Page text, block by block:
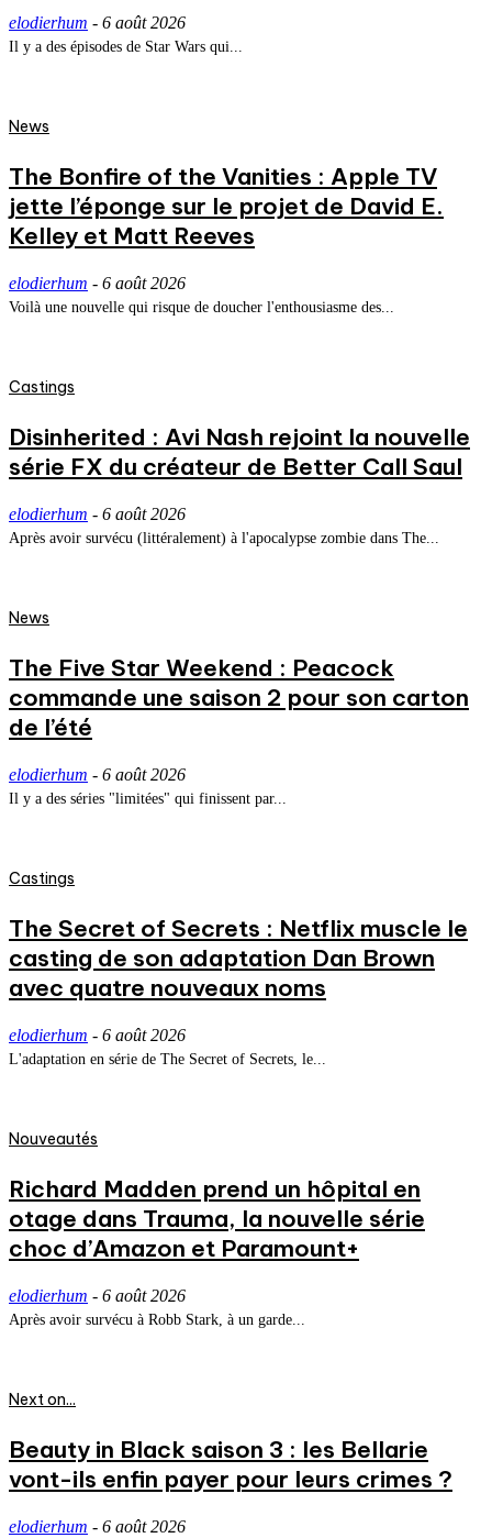
elodierhum - 6 août 2026
Il y a des épisodes de Star Wars qui...
News
The Bonfire of the Vanities : Apple TV
jette l’éponge sur le projet de David E.
Kelley et Matt Reeves
elodierhum - 6 août 2026
Voilà une nouvelle qui risque de doucher l'enthousiasme des...
Castings
Disinherited : Avi Nash rejoint la nouvelle
série FX du créateur de Better Call Saul
elodierhum - 6 août 2026
Après avoir survécu (littéralement) à l'apocalypse zombie dans The...
News
The Five Star Weekend : Peacock
commande une saison 2 pour son carton
de l’été
elodierhum - 6 août 2026
Il y a des séries "limitées" qui finissent par...
Castings
The Secret of Secrets : Netflix muscle le
casting de son adaptation Dan Brown
avec quatre nouveaux noms
elodierhum - 6 août 2026
L'adaptation en série de The Secret of Secrets, le...
Nouveautés
Richard Madden prend un hôpital en
otage dans Trauma, la nouvelle série
choc d’Amazon et Paramount+
elodierhum - 6 août 2026
Après avoir survécu à Robb Stark, à un garde...
Next on...
Beauty in Black saison 3 : les Bellarie
vont-ils enfin payer pour leurs crimes ?
elodierhum - 6 août 2026